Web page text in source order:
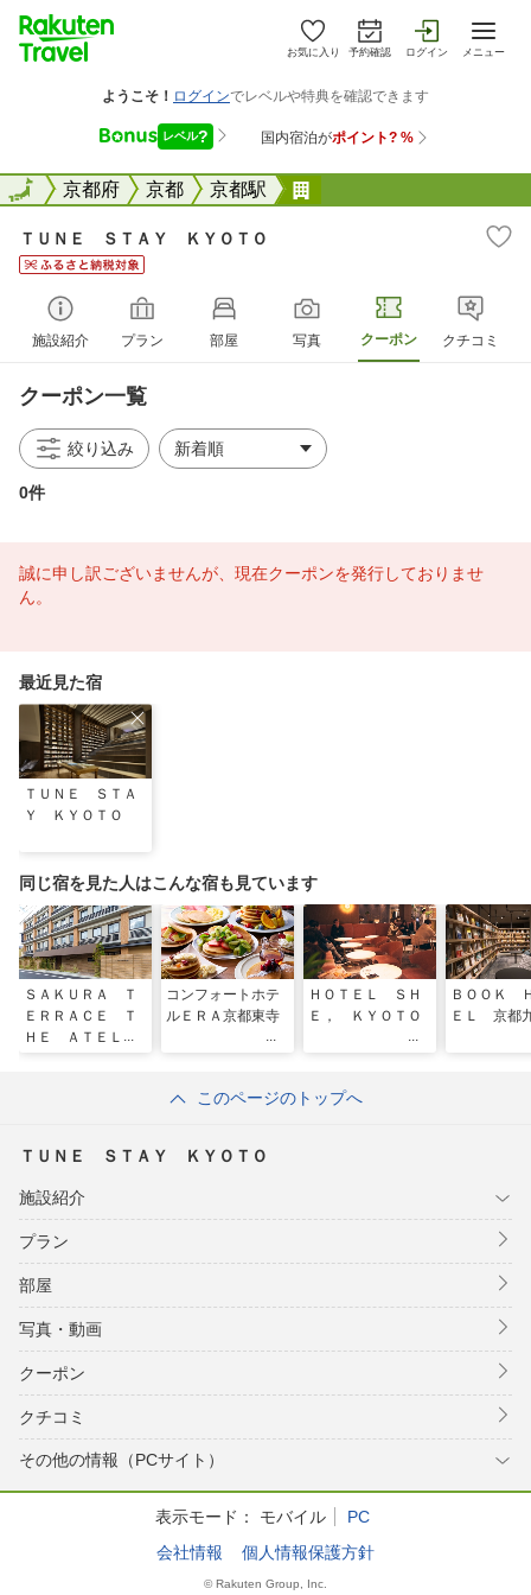
お気に入り 予約確認 ログイン メニュー
全国京都府 京都 京都駅
全国
ＴＵＮＥ ＳＴＡＹ ＫＹＯＴＯ
施設紹介 プラン 部屋 写真 クーポン クチコミ
クーポン一覧
絞り込み
0件
誠に申し訳ございませんが、現在クーポンを発行しておりませ
ん。
最近見た宿
ＴＵＮＥ ＳＴＡ
Ｙ ＫＹＯＴＯ
同じ宿を見た人はこんな宿も見ています
ＳＡＫＵＲＡ Ｔ
ＥＲＲＡＣＥ Ｔ
ＨＥ ＡＴＥＬＩ
コンフォートホテ
ルＥＲＡ京都東寺
ＨＯＴＥＬ ＳＨ
Ｅ， ＫＹＯＴＯ
ＢＯＯＫ
ＥＬ 京都
このページのトップへ
ＴＵＮＥ ＳＴＡＹ ＫＹＯＴＯ
施設紹介
プラン
部屋
写真・動画
クーポン
クチコミ
その他の情報（PCサイト）
表示モード： モバイル
PC
会社情報
個人情報保護方針
© Rakuten Group, Inc.